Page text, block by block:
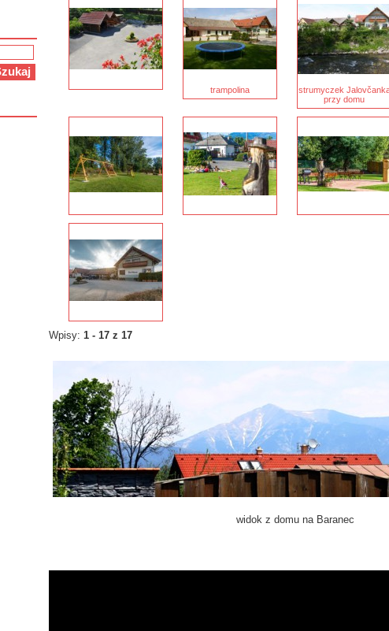
trampolina
strumyczek
przy domu
Wpisy: 1 - 17 z 17
widok z domu na Baranec